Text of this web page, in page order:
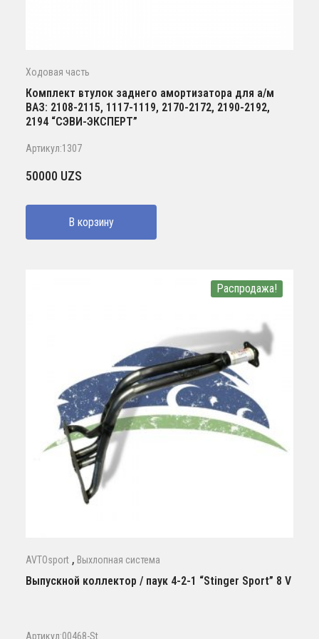
Ходовая часть
Комплект втулок заднего амортизатора для а/м
ВАЗ: 2108-2115, 1117-1119, 2170-2172, 2190-2192,
2194 “СЭВИ-ЭКСПЕРТ”
Артикул:1307
50000 UZS
В корзину
Распродажа!
AVTOsport , Выхлопная система
Выпускной коллектор / паук 4-2-1 “Stinger Sport” 8 V
Артикул:00468-St